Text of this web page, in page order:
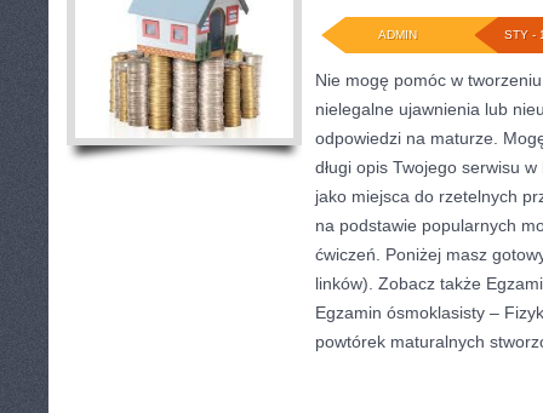
STY -
ADMIN
Nie mogę pomóc w
nielegalne ujawnienia lub
odpowiedzi na maturze.
długi opis Twojego serwisu
jako miejsca do rzetelnych
na podstawie popularnych
ćwiczeń. Poniżej masz
linków). Zobacz także
Egzamin ósmoklasisty –
powtórek maturalnych